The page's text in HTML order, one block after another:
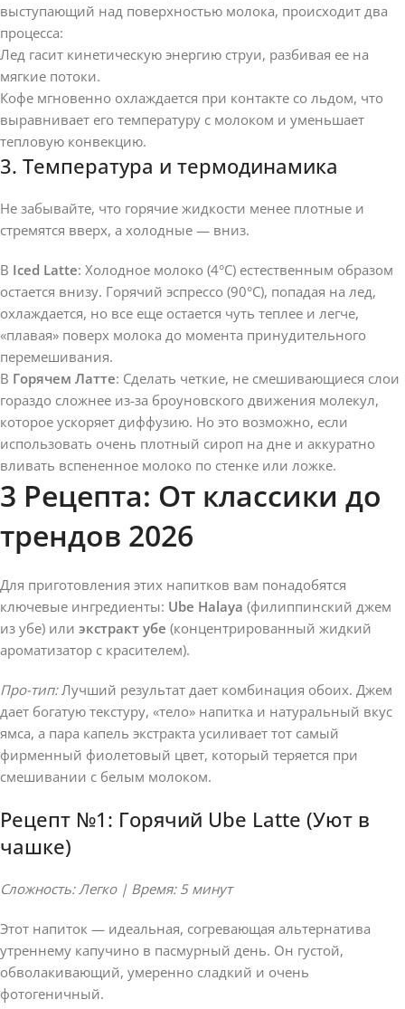
выступающий над поверхностью молока, происходит два
процесса:
Лед гасит кинетическую энергию струи, разбивая ее на
мягкие потоки.
Кофе мгновенно охлаждается при контакте со льдом, что
выравнивает его температуру с молоком и уменьшает
тепловую конвекцию.
3. Температура и термодинамика
Не забывайте, что горячие жидкости менее плотные и
стремятся вверх, а холодные — вниз.
В Iced Latte: Холодное молоко (4°C) естественным образом
остается внизу. Горячий эспрессо (90°C), попадая на лед,
охлаждается, но все еще остается чуть теплее и легче,
«плавая» поверх молока до момента принудительного
перемешивания.
В Горячем Латте: Сделать четкие, не смешивающиеся слои
гораздо сложнее из-за броуновского движения молекул,
которое ускоряет диффузию. Но это возможно, если
использовать очень плотный сироп на дне и аккуратно
вливать вспененное молоко по стенке или ложке.
3 Рецепта: От классики до
трендов 2026
Для приготовления этих напитков вам понадобятся
ключевые ингредиенты: Ube Halaya (филиппинский джем
из убе) или экстракт убе (концентрированный жидкий
ароматизатор с красителем).
Про-тип:Лучший результат дает комбинация обоих. Джем
дает богатую текстуру, «тело» напитка и натуральный вкус
ямса, а пара капель экстракта усиливает тот самый
фирменный фиолетовый цвет, который теряется при
смешивании с белым молоком.
Рецепт №1: Горячий Ube Latte (Уют в
чашке)
Сложность: Легко | Время: 5 минут
Этот напиток — идеальная, согревающая альтернатива
утреннему капучино в пасмурный день. Он густой,
обволакивающий, умеренно сладкий и очень
фотогеничный.